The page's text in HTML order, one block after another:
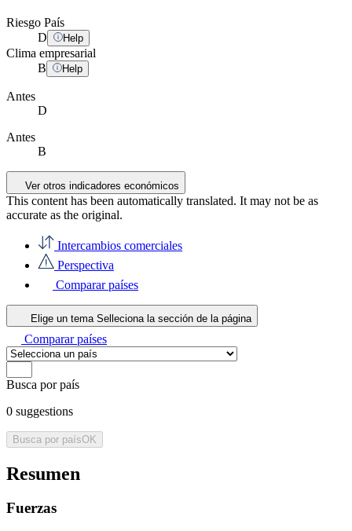
Riesgo País
D
Help
Clima empresarial
B
Help
Antes
D
Antes
B
Ver otros indicadores económicos
This content has been automatically translated. It may not be as
accurate as the original.
Intercambios comerciales
Perspectiva
Comparar países
Elige un tema Selleciona la sección de la página
Comparar países
Busca por país
0 suggestions
Busca por paísOK
Resumen
Fuerzas